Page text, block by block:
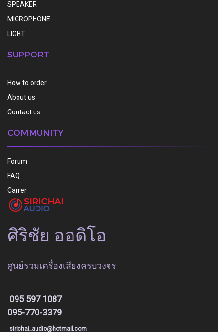
SPEAKER
MICROPHONE
LIGHT
SUPPORT
How to order
About us
Contact us
COMMUNITY
Forum
FAQ
Carrer
ศิริชัย ออดิโอ
ศูนย์รวมเครื่องเสียงครบวงจร
095 597 1087
095-770-3379
sirichai_audio@hotmail.com